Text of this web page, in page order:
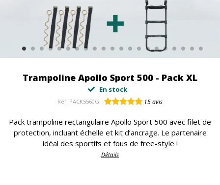
Trampoline Apollo Sport 500 - Pack XL
En stock
Réf. PACK5560G 15avis
Pack trampoline rectangulaire Apollo Sport 500 avec filet de
protection, incluant échelle et kit d’ancrage. Le partenaire
idéal des sportifs et fous de free-style !
Détails